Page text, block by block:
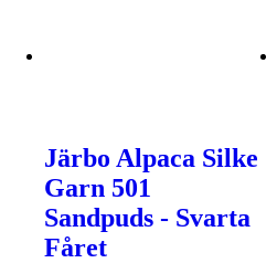
Järbo Alpaca Silke
Garn 501
Sandpuds - Svarta
Fåret